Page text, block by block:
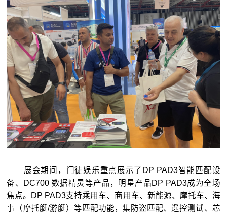
展会期间，门徒娱乐重点展示了DP PAD3智能匹配设
备、DC700 数据精灵等产品，明星产品DP PAD3成为全场
焦点。DP PAD3支持乘用车、商用车、新能源、摩托车、海
事（摩托艇/游艇）等匹配功能，集防盗匹配、遥控测试、芯